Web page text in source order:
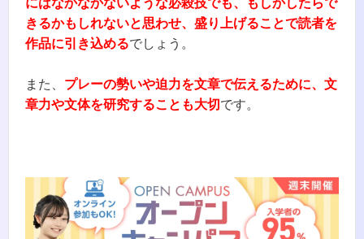
きるかもしれないと思わせ、盛り上げることで読者を
作品に引き込めるでしょう。
また、 プレーの勢いや迫力を文章で伝えるために、文
章力や文体を研究することも大切 です。